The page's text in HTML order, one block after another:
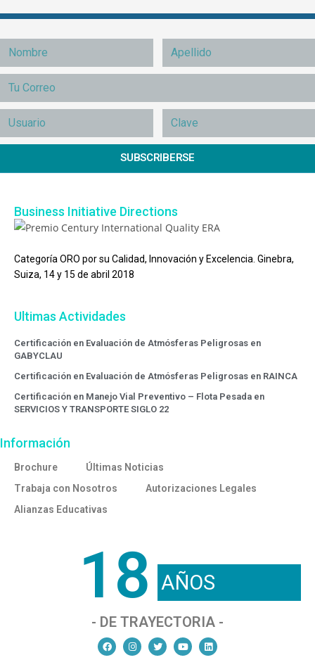
SUBSCRIBERSE
Business Initiative Directions
Categoría ORO por su Calidad, Innovación y Excelencia. Ginebra,
Suiza, 14 y 15 de abril 2018
Ultimas Actividades
Certificación en Evaluación de Atmósferas Peligrosas en
GABYCLAU
Certificación en Evaluación de Atmósferas Peligrosas en RAINCA
Certificación en Manejo Vial Preventivo – Flota Pesada en
SERVICIOS Y TRANSPORTE SIGLO 22
Información
Brochure
Últimas Noticias
Trabaja con Nosotros
Autorizaciones Legales
Alianzas Educativas
18 AÑOS
- DE TRAYECTORIA -